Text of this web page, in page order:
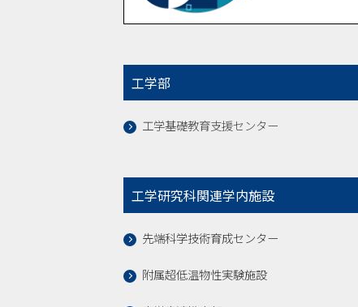
工学部
工学基礎教育支援センター
工学研究科関連学内施設
先端科学技術育成センター
附属超低温物性実験施設